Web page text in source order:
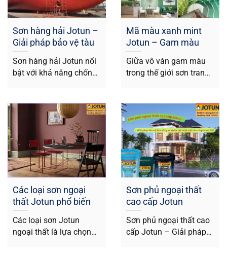
Sơn hàng hải Jotun –
Giải pháp bảo vệ tàu
biển hàng đầu
Sơn hàng hải Jotun nổi
bật với khả năng chống
Mã màu xanh mint
Jotun – Gam màu
thanh mát không gian
hiện đại
Giữa vô vàn gam màu
trong thế giới sơn trang
Các loại sơn ngoại
thất Jotun phổ biến
hiện nay
Các loại sơn Jotun
ngoại thất là lựa chọn
Sơn phủ ngoại thất
cao cấp Jotun
Sơn phủ ngoại thất cao
cấp Jotun – Giải pháp